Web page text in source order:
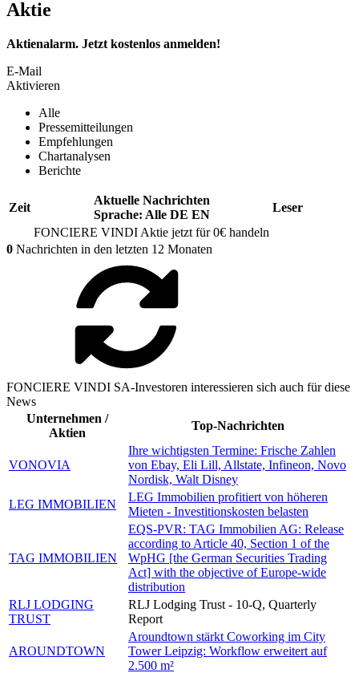
Aktie
Aktienalarm. Jetzt kostenlos anmelden!
E-Mail
Aktivieren
Alle
Pressemitteilungen
Empfehlungen
Chartanalysen
Berichte
Zeit
Aktuelle Nachrichten
Sprache: Alle DE EN
Leser
FONCIERE VINDI Aktie jetzt für 0€ handeln
0 Nachrichten in den letzten 12 Monaten
FONCIERE VINDI SA-Investoren interessieren sich auch für diese
News
Unternehmen /
Aktien
Top-Nachrichten
VONOVIA
Ihre wichtigsten Termine: Frische Zahlen
von Ebay, Eli Lill, Allstate, Infineon, Novo
Nordisk, Walt Disney
LEG IMMOBILIEN
LEG Immobilien profitiert von höheren
Mieten - Investitionskosten belasten
TAG IMMOBILIEN
EQS-PVR: TAG Immobilien AG: Release
according to Article 40, Section 1 of the
WpHG [the German Securities Trading
Act] with the objective of Europe-wide
distribution
RLJ LODGING
TRUST
RLJ Lodging Trust - 10-Q, Quarterly
Report
AROUNDTOWN
Aroundtown stärkt Coworking im City
Tower Leipzig: Workflow erweitert auf
2.500 m²